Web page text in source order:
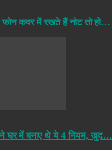
कवर में रखते हैं नोट तो हो…
ने घर में बनाए थे ये 4 नियम, खुद…